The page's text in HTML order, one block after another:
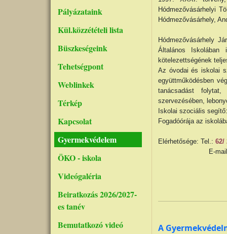
Pályázataink
Kül.közzétételi lista
Büszkeségeink
Tehetségpont
Weblinkek
Térkép
Kapcsolat
Gyermekvédelem
ÖKO - iskola
Videógaléria
Beiratkozás 2026/2027-
es tanév
Bemutatkozó videó
Hódmezővásárhelyi
Hódmezővásárhely,
Hódmezővásárhely
Általános Iskolában
kötelezettségének
Az óvodai és iskolai
együttműködésben
tanácsadást folytat,
szervezésében,
Iskolai szociális
Fogadóórája az
Elérhetősége: Tel.: 62/
E-
A